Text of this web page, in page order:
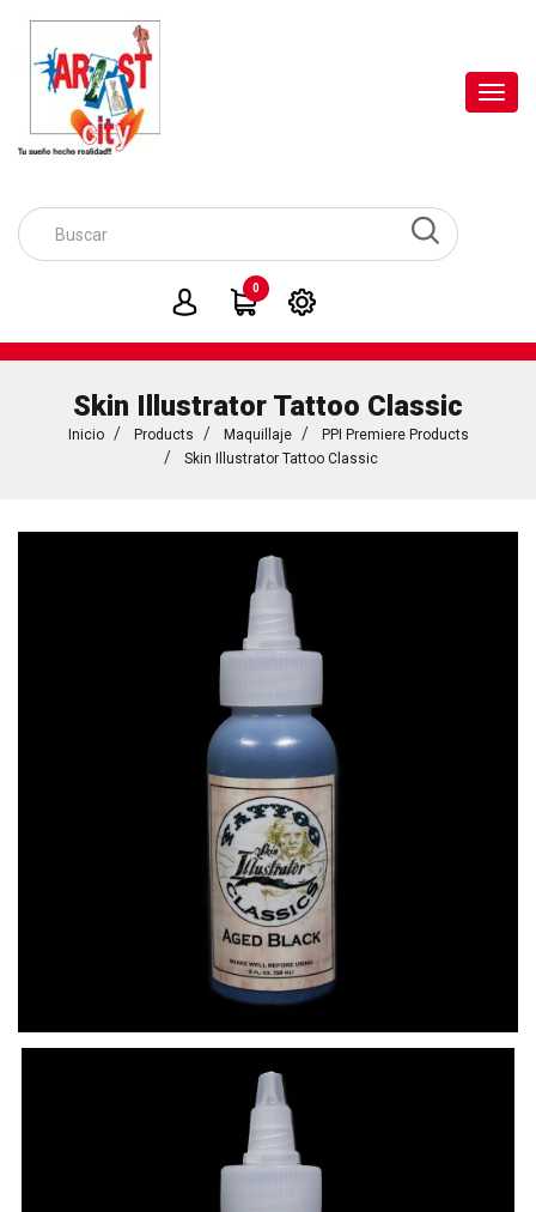
0
Skin Illustrator Tattoo Classic
Inicio Products Maquillaje
PPI Premiere Products
Skin Illustrator Tattoo Classic